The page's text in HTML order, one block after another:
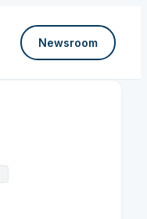
Newsroom